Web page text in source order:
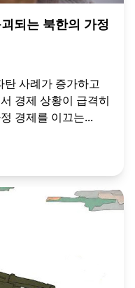
되는 북한의 가정
탄 사례가 증가하고
경제 상황이 급격히
경제를 이끄는...